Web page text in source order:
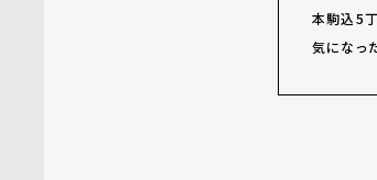
本駒込5
気になっ